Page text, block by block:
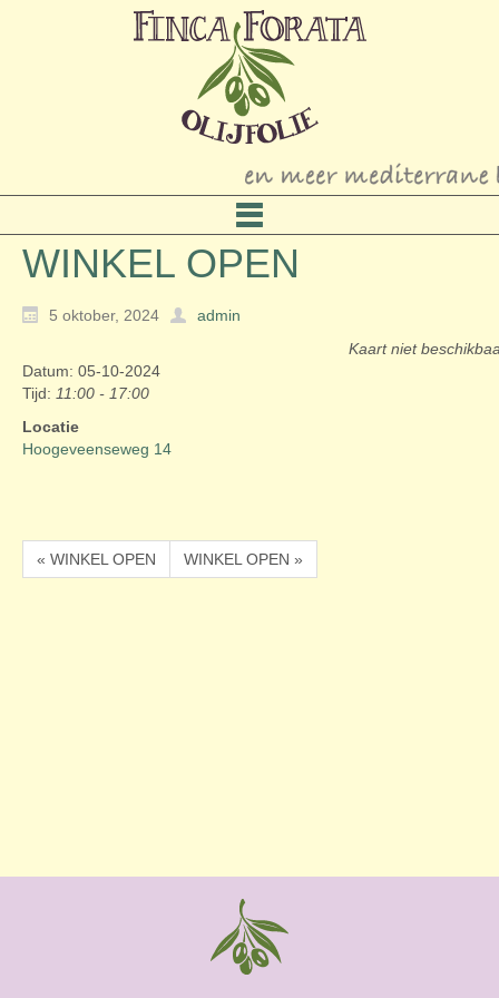
WINKEL OPEN
5 oktober, 2024
admin
Kaart niet
Datum: 05-10-2024
Tijd: 11:00 - 17:00
Locatie
Hoogeveenseweg 14
« WINKEL OPEN WINKEL OPEN »